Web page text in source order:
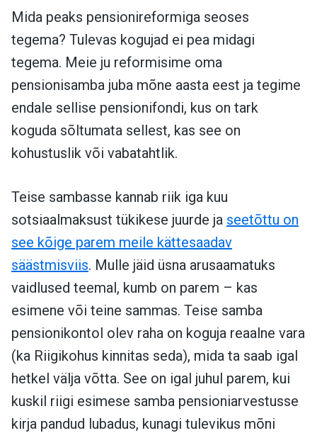
Mida peaks pensionireformiga seoses
tegema? Tulevas kogujad ei pea midagi
tegema. Meie ju reformisime oma
pensionisamba juba mõne aasta eest ja tegime
endale sellise pensionifondi, kus on tark
koguda sõltumata sellest, kas see on
kohustuslik või vabatahtlik.
Teise sambasse kannab riik iga kuu
sotsiaalmaksust tükikese juurde ja seetõttu on
see kõige parem meile kättesaadav
säästmisviis. Mulle jäid üsna arusaamatuks
vaidlused teemal, kumb on parem – kas
esimene või teine sammas. Teise samba
pensionikontol olev raha on koguja reaalne vara
(ka Riigikohus kinnitas seda), mida ta saab igal
hetkel välja võtta. See on igal juhul parem, kui
kuskil riigi esimese samba pensioniarvestusse
kirja pandud lubadus, kunagi tulevikus mõni